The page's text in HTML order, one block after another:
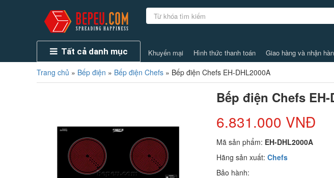
Tất cả danh mục Khuyến mại Hình thức thanh toán Giao hàng và nhận
Trang chủ » Bếp điện » Bếp điện Chefs » Bếp điện Chefs EH-DHL2000A
Bếp điện Chefs EH-
6.831.000 VNĐ
Mã sản phẩm: EH-DHL2000A
Hãng sản xuất:Chefs
Bảo hành: